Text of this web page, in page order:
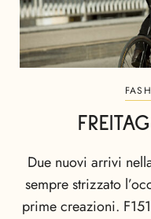
Due nuovi arrivi
sempre strizzato
prime creazioni.